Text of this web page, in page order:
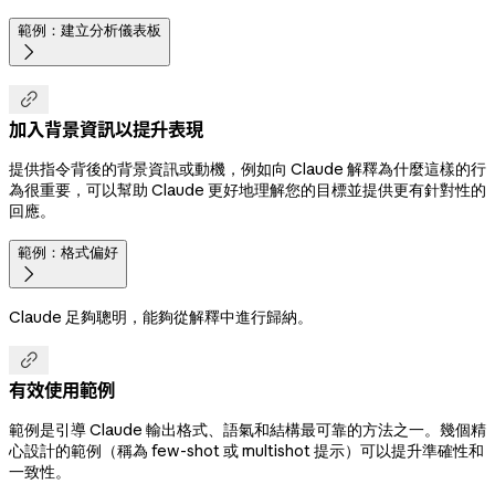
範例：建立分析儀表板


加入背景資訊以提升表現
提供指令背後的背景資訊或動機，例如向 Claude 解釋為什麼這樣的行
為很重要，可以幫助 Claude 更好地理解您的目標並提供更有針對性的
回應。
範例：格式偏好

Claude 足夠聰明，能夠從解釋中進行歸納。

有效使用範例
範例是引導 Claude 輸出格式、語氣和結構最可靠的方法之一。幾個精
心設計的範例（稱為 few-shot 或 multishot 提示）可以提升準確性和
一致性。